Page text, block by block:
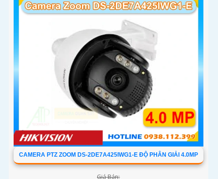
CAMERA PTZ ZOOM DS-2DE7A425IWG1-E ĐỘ PHÂN GIẢI 4.0MP
Giá Bán: